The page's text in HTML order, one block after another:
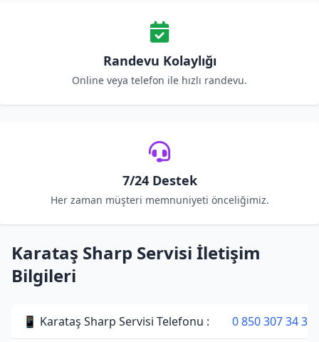
Randevu Kolaylığı
Online veya telefon ile hızlı randevu.
7/24 Destek
Her zaman müşteri memnuniyeti önceliğimiz.
Karataş Sharp Servisi İletişim
Bilgileri
📱 Karataş Sharp Servisi Telefonu : 0 850 307 34 38